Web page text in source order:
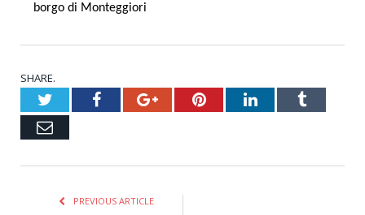
borgo di Monteggiori
SHARE.
TwitterFacebookGoogle+PinterestLinkedInTumblr
Email
PREVIOUS ARTICLE